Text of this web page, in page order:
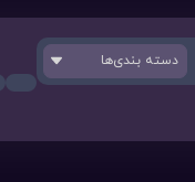
دسته بندی‌ها